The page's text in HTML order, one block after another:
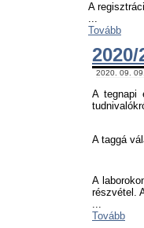
A
...
Tovább
2020. 09.
A tegnapi
A taggá
A
részvétel.
Tovább